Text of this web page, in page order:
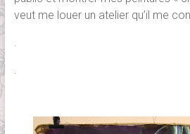
veut me louer un atelier qu’il me